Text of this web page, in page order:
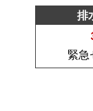
排
緊急